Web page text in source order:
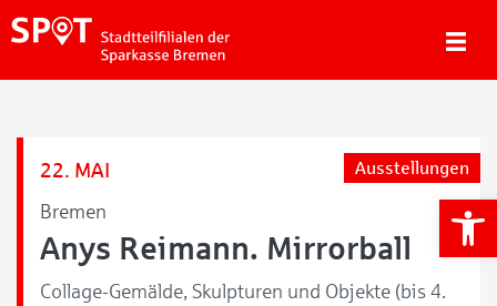
22. MAI
Bremen
Ausstellungen
Anys Reimann. Mirrorball
Collage-Gemälde, Skulpturen und Objekte (bis 4.